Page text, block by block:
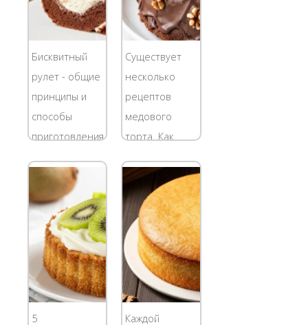
Бисквитный
рулет - общие
принципы и
способы
приготовления
рулеты с
тонким мягким
тестом и
вкусным
нежным
кремом -
любимое
лакомство
Существует
несколько
рецептов
медового
торта. Как
медовик
состоит из
множества
тонких
медовых
коржей,
прослоенных
кремом. Я
5
Каждой